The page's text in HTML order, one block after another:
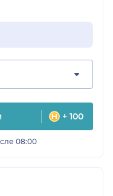
+ 100
08:00